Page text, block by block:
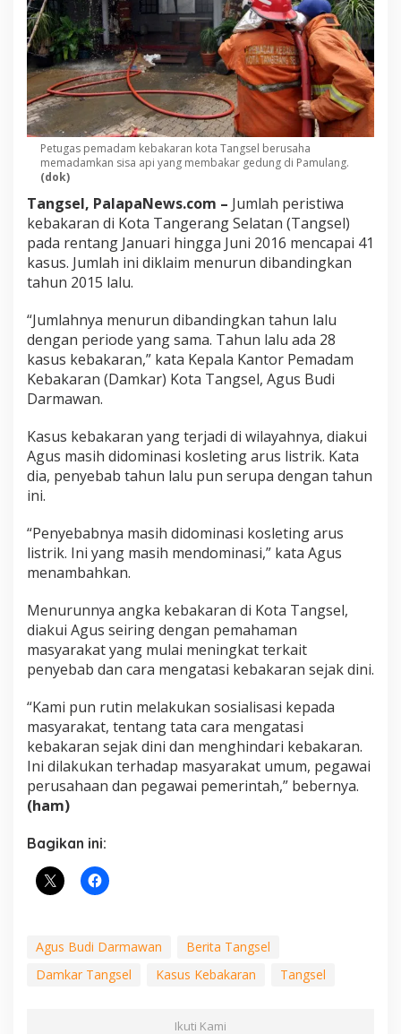
Petugas pemadam kebakaran kota Tangsel berusaha
memadamkan sisa api yang membakar gedung di Pamulang.
(dok)
Tangsel, PalapaNews.com – Jumlah peristiwa
kebakaran di Kota Tangerang Selatan (Tangsel)
pada rentang Januari hingga Juni 2016 mencapai 41
kasus. Jumlah ini diklaim menurun dibandingkan
tahun 2015 lalu.
“Jumlahnya menurun dibandingkan tahun lalu
dengan periode yang sama. Tahun lalu ada 28
kasus kebakaran,” kata Kepala Kantor Pemadam
Kebakaran (Damkar) Kota Tangsel, Agus Budi
Darmawan.
Kasus kebakaran yang terjadi di wilayahnya, diakui
Agus masih didominasi kosleting arus listrik. Kata
dia, penyebab tahun lalu pun serupa dengan tahun
ini.
“Penyebabnya masih didominasi kosleting arus
listrik. Ini yang masih mendominasi,” kata Agus
menambahkan.
Menurunnya angka kebakaran di Kota Tangsel,
diakui Agus seiring dengan pemahaman
masyarakat yang mulai meningkat terkait
penyebab dan cara mengatasi kebakaran sejak dini.
“Kami pun rutin melakukan sosialisasi kepada
masyarakat, tentang tata cara mengatasi
kebakaran sejak dini dan menghindari kebakaran.
Ini dilakukan terhadap masyarakat umum, pegawai
perusahaan dan pegawai pemerintah,” bebernya.
(ham)
Bagikan ini:
Agus Budi Darmawan
Berita Tangsel
Damkar Tangsel
Kasus Kebakaran Tangsel
Ikuti Kami